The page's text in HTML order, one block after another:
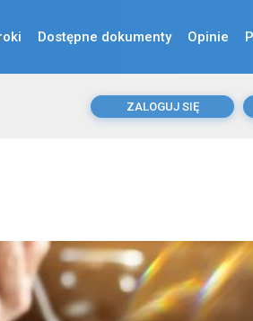
Dostępne dokumenty Opinie
ZALOGUJ SIĘ